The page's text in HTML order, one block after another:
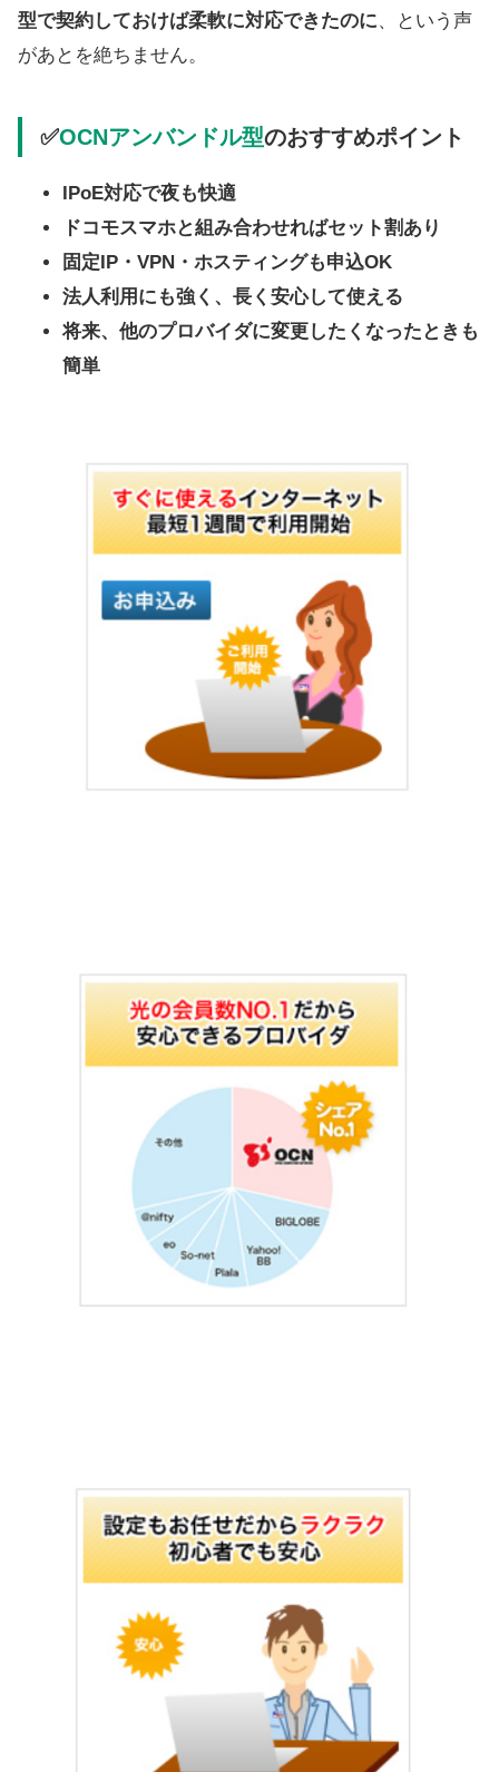
型で契約しておけば柔軟に対応できたのに、という声
があとを絶ちません。
✅OCNアンバンドル型のおすすめポイント
IPoE対応で夜も快適
ドコモスマホと組み合わせればセット割あり
固定IP・VPN・ホスティングも申込OK
法人利用にも強く、長く安心して使える
将来、他のプロバイダに変更したくなったときも
簡単